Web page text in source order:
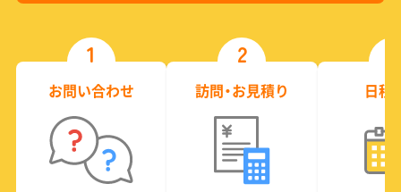
1
お問い合わせ
2
訪問・お見積り 日程